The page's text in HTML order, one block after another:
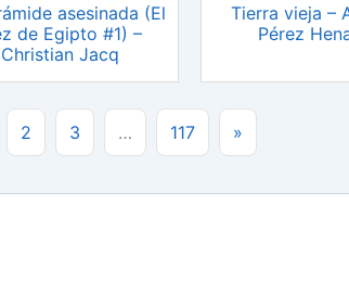
asesinada (El
de Egipto #1) –
Christian Jacq
Tierra vieja –
Pérez
2 3 … 117 »